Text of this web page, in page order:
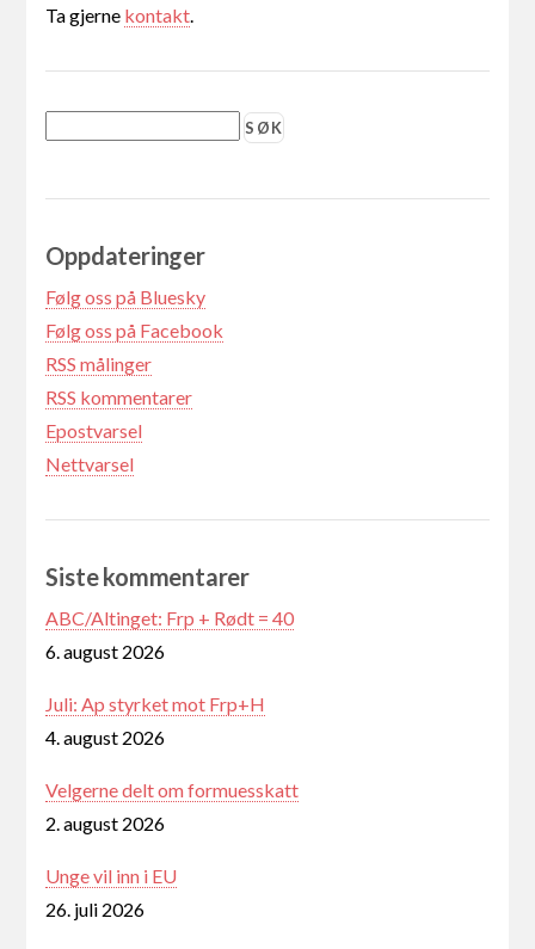
Ta gjerne kontakt.
Oppdateringer
Følg oss på Bluesky
Følg oss på Facebook
RSS målinger
RSS kommentarer
Epostvarsel
Nettvarsel
Siste kommentarer
ABC/Altinget: Frp + Rødt = 40
6. august 2026
Juli: Ap styrket mot Frp+H
4. august 2026
Velgerne delt om formuesskatt
2. august 2026
Unge vil inn i EU
26. juli 2026